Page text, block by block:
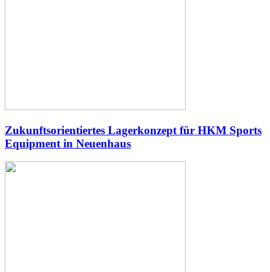
Zukunftsorientiertes Lagerkonzept für HKM Sports
Equipment in Neuenhaus